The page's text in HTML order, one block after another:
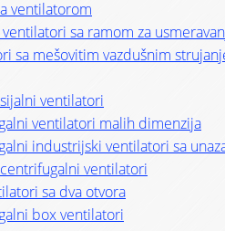
ventilatorom
sa ramom za
sa mešovitim vazdušnim
ventilatori
ventilatori malih dimenzija
industrijski ventilatori sa
ventilatori
sa dva otvora
box ventilatori